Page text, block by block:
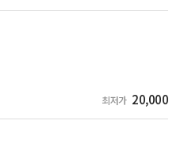
최저가 20,000